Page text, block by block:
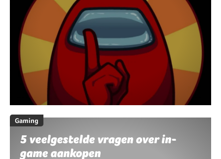
Gaming
5 veelgestelde vragen over in-
game aankopen